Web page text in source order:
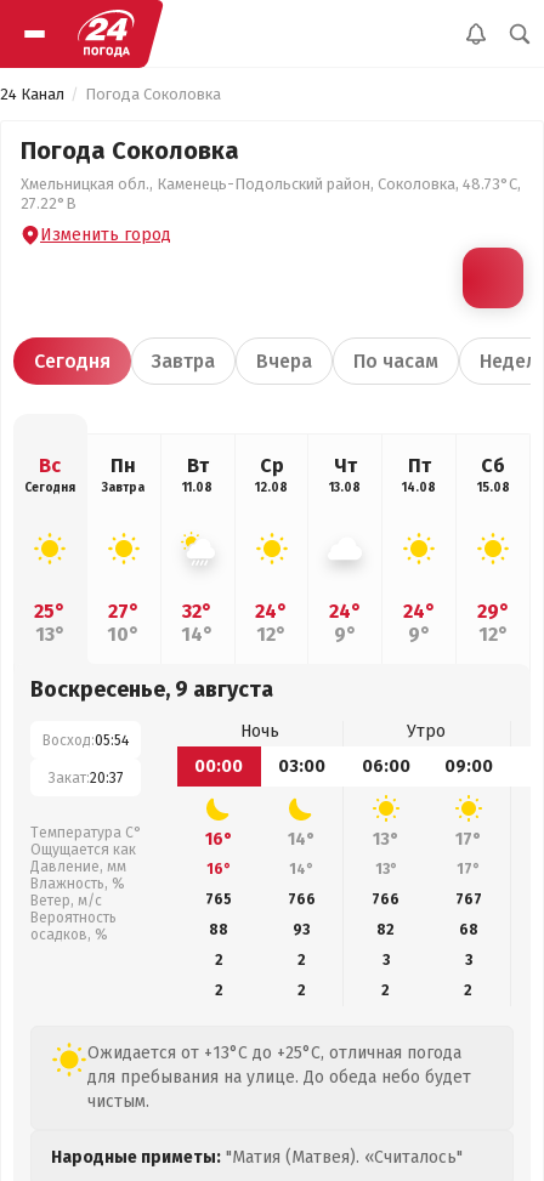
24 Канал Погода Соколовка
Погода Соколовка
Хмельницкая обл., Каменець-Подольский район, Соколовка, 48.73°С,
27.22°В
Изменить город
Сегодня Завтра Вчера По часам
Вс
Сегодня
25°
13°
Пн
Завтра
27°
10°
Вт
11.08
32°
14°
Ср
12.08
24°
12°
Чт
13.08
24°
9°
Пт
14.08
24°
9°
Сб
15.08
29°
12°
Воскресенье, 9 августа
Восход:05:54
Закат:20:37
Температура С°
Ощущается как
Давление, мм
Влажность, %
Ветер, м/с
Вероятность
осадков, %
Ночь
Утро
00:00
03:00 06:00 09:00
16° 14° 13° 17°
16° 14° 13° 17°
765
766 766 767
88
93 82 68
2
2 3
3
2
2 2 2
Ожидается от +13°C до +25°C, отличная погода
для пребывания на улице. До обеда небо будет
чистым.
Народные приметы: "Матия (Матвея). «Считалось"